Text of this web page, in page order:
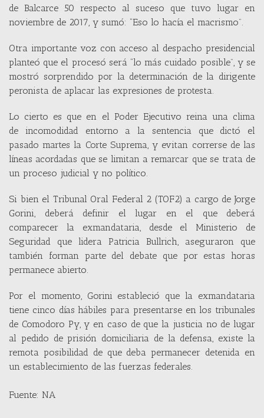
de Balcarce 50 respecto al suceso que tuvo lugar en
noviembre de 2017, y sumó: “Eso lo hacía el macrismo”.
Otra importante voz con acceso al despacho presidencial
planteó que el procesó será “lo más cuidado posible”, y se
mostró sorprendido por la determinación de la dirigente
peronista de aplacar las expresiones de protesta.
Lo cierto es que en el Poder Ejecutivo reina una clima
de incomodidad entorno a la sentencia que dictó el
pasado martes la Corte Suprema, y evitan correrse de las
líneas acordadas que se limitan a remarcar que se trata de
un proceso judicial y no político.
Si bien el Tribunal Oral Federal 2 (TOF2) a cargo de Jorge
Gorini, deberá definir el lugar en el que deberá
comparecer la exmandataria, desde el Ministerio de
Seguridad que lidera Patricia Bullrich, aseguraron que
también forman parte del debate que por estas horas
permanece abierto.
Por el momento, Gorini estableció que la exmandataria
tiene cinco días hábiles para presentarse en los tribunales
de Comodoro Py, y en caso de que la justicia no de lugar
al pedido de prisión domiciliaria de la defensa, existe la
remota posibilidad de que deba permanecer detenida en
un establecimiento de las fuerzas federales.
Fuente: NA